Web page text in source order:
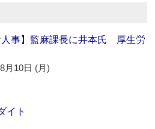
人事】監麻課長に井本氏 厚生労
月10日 (月)
イト